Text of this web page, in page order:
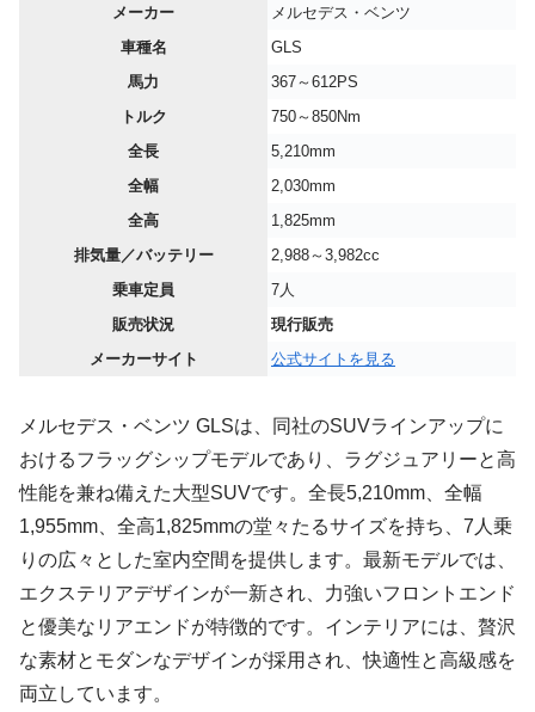
メーカー
メルセデス・ベンツ
車種名
GLS
馬力
367～612PS
トルク
750～850Nm
全長
5,210mm
全幅
2,030mm
全高
1,825mm
排気量／バッテリー
2,988～3,982cc
乗車定員
7人
販売状況
現行販売
メーカーサイト
公式サイトを見る
メルセデス・ベンツ GLSは、同社のSUVラインアップに
おけるフラッグシップモデルであり、ラグジュアリーと高
性能を兼ね備えた大型SUVです。全長5,210mm、全幅
1,955mm、全高1,825mmの堂々たるサイズを持ち、7人乗
りの広々とした室内空間を提供します。最新モデルでは、
エクステリアデザインが一新され、力強いフロントエンド
と優美なリアエンドが特徴的です。インテリアには、贅沢
な素材とモダンなデザインが採用され、快適性と高級感を
両立しています。